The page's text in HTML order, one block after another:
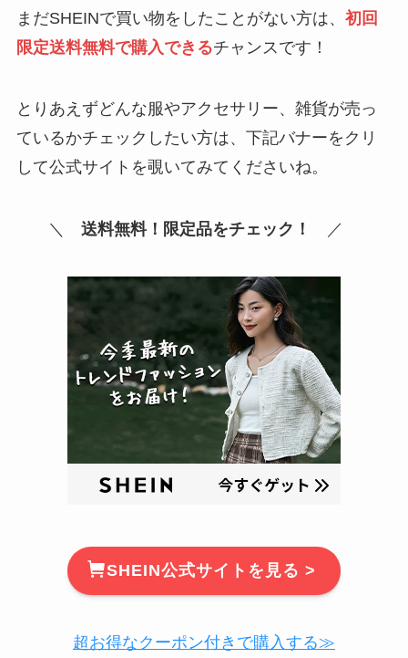
まだSHEINで買い物をしたことがない方は、 初回
限定送料無料で購入できるチャンスです！
とりあえずどんな服やアクセサリー、雑貨が売っ
ているかチェックしたい方は、下記バナーをクリ
して公式サイトを覗いてみてくださいね。
＼ 送料無料！限定品をチェック！ ／
SHEIN公式サイトを見る >
超お得なクーポン付きで購入する≫